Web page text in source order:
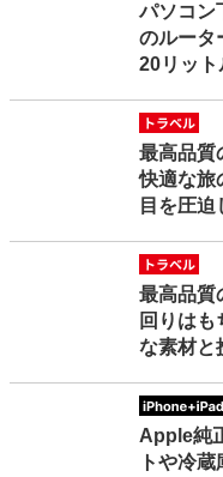
パソコン
のルータ
20リット
最高品質
快適な旅
目を圧迫
最高品質
回りは
な素材と
Apple純
トや冷